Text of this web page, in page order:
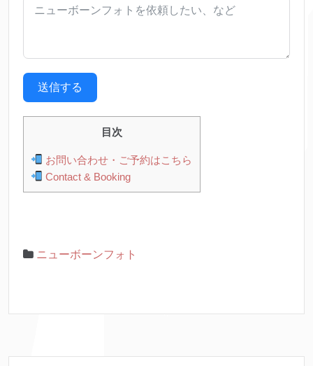
送信する
目次
お問い合わせ・ご予約はこちら
Contact & Booking
ニューボーンフォト